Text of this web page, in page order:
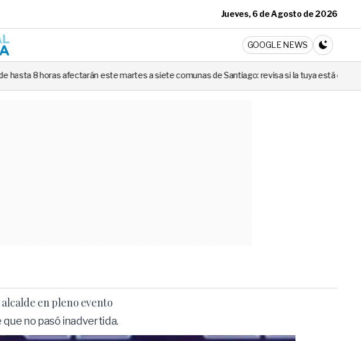
Jueves, 6 de Agosto de 2026
Noticia
GOOGLE NEWS
CAMBIA A
este martes a siete comunas de Santiago: revisa si la tuya está en la lista Codina
en pleno evento
no pasó inadvertida.